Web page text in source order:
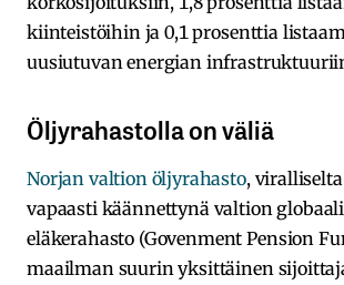
kiinteistöihin ja 0,1 prosenttia
uusiutuvan energian
Öljyrahastolla on väliä
Norjan valtion öljyrahasto,
vapaasti käännettynä valtion
eläkerahasto (Govenment Pension
maailman suurin yksittäinen